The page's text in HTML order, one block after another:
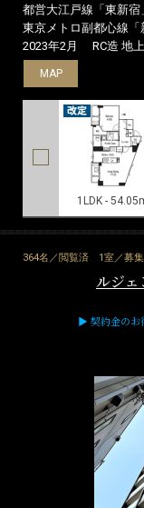
都営大江戸線「東新宿
東京メトロ副都心線
2023年2月
RC造 地
MAP
1LDK -
364名／閲覧済 1室／募
ルジェ
▶ 契約金のお